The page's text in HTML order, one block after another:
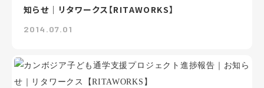
知らせ｜リタワークス【RITAWORKS】
2014.07.01